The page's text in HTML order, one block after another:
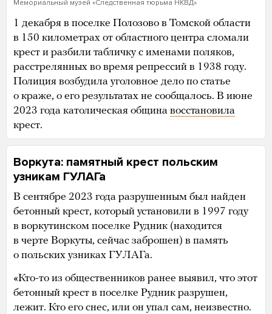
Мемориальный музей «Следственная тюрьма НКВД»
1 декабря в поселке Полозово в Томской области
в 150 километрах от областного центра сломали
крест и разбили табличку с именами поляков,
расстрелянных во время репрессий в 1938 году.
Полиция возбудила уголовное дело по статье
о краже, о его результатах не сообщалось. В июне
2023 года католическая община восстановила
крест.
Воркута: памятный крест польским
узникам ГУЛАГа
В сентябре 2023 года разрушенным был найден
бетонный крест, который установили в 1997 году
в воркутинском поселке Рудник (находится
в черте Воркуты, сейчас заброшен) в память
о польских узниках ГУЛАГа.
«Кто-то из общественников ранее выявил, что этот
бетонный крест в поселке Рудник разрушен,
лежит. Кто его снес, или он упал сам, неизвестно.